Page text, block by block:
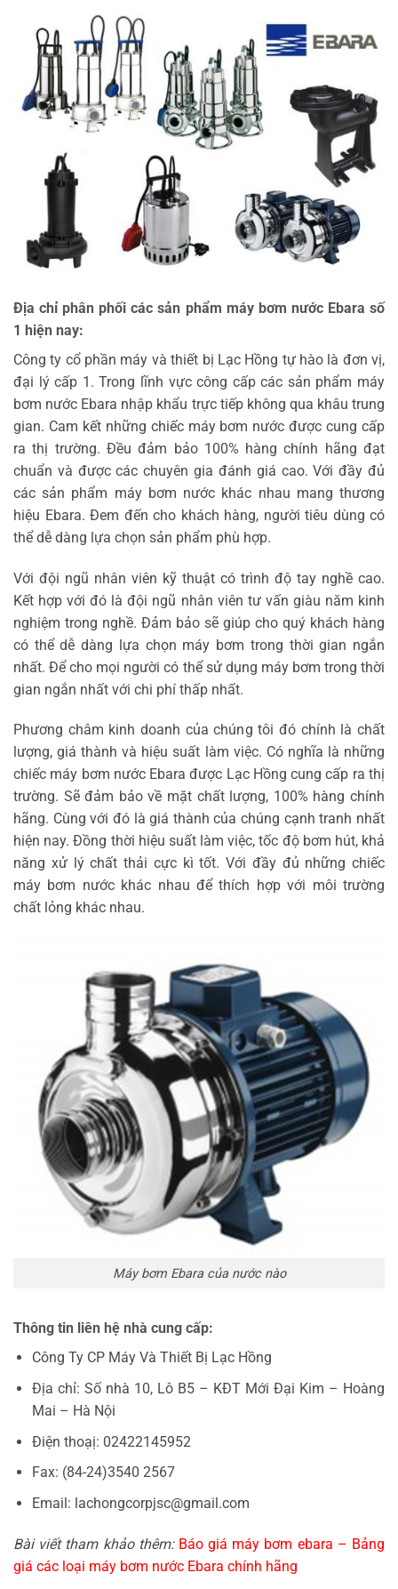
Địa chỉ phân phối các sản phẩm máy bơm nước Ebara số
1 hiện nay:
Công ty cổ phần máy và thiết bị Lạc Hồng tự hào là đơn vị,
đại lý cấp 1. Trong lĩnh vực công cấp các sản phẩm máy
bơm nước Ebara nhập khẩu trực tiếp không qua khâu trung
gian. Cam kết những chiếc máy bơm nước được cung cấp
ra thị trường. Đều đảm bảo 100% hàng chính hãng đạt
chuẩn và được các chuyên gia đánh giá cao. Với đầy đủ
các sản phẩm máy bơm nước khác nhau mang thương
hiệu Ebara. Đem đến cho khách hàng, người tiêu dùng có
thể dễ dàng lựa chọn sản phẩm phù hợp.
Với đội ngũ nhân viên kỹ thuật có trình độ tay nghề cao.
Kết hợp với đó là đội ngũ nhân viên tư vấn giàu năm kinh
nghiệm trong nghề. Đảm bảo sẽ giúp cho quý khách hàng
có thể dễ dàng lựa chọn máy bơm trong thời gian ngắn
nhất. Để cho mọi người có thể sử dụng máy bơm trong thời
gian ngắn nhất với chi phí thấp nhất.
Phương châm kinh doanh của chúng tôi đó chính là chất
lượng, giá thành và hiệu suất làm việc. Có nghĩa là những
chiếc máy bơm nước Ebara được Lạc Hồng cung cấp ra thị
trường. Sẽ đảm bảo về mặt chất lượng, 100% hàng chính
hãng. Cùng với đó là giá thành của chúng cạnh tranh nhất
hiện nay. Đồng thời hiệu suất làm việc, tốc độ bơm hút, khả
năng xử lý chất thải cực kì tốt. Với đầy đủ những chiếc
máy bơm nước khác nhau để thích hợp với môi trường
chất lỏng khác nhau.
Máy bơm Ebara của nước nào
Thông tin liên hệ nhà cung cấp:
Công Ty CP Máy Và Thiết Bị Lạc Hồng
Địa chỉ: Số nhà 10, Lô B5 – KĐT Mới Đại Kim – Hoàng
Mai – Hà Nội
Điện thoạị: 02422145952
Fax: (84-24)3540 2567
Email: lachongcorpjsc@gmail.com
Bài viết tham khảo thêm: Báo giá máy bơm ebara – Bảng
giá các loại máy bơm nước Ebara chính hãng